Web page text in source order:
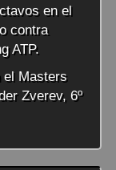
en el
contra
ATP.
el Masters
Zverev, 6º